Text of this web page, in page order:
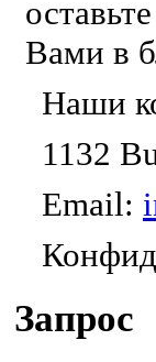
Вами в
Наши
1132
Email:
Запрос